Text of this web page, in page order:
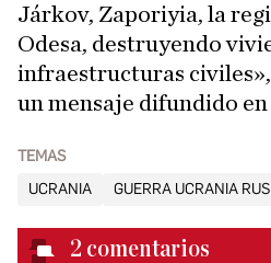
Járkov, Zaporiyia, la
Odesa, destruyendo
infraestructuras
un mensaje difundido en
TEMAS
UCRANIA
GUERRA UCRANIA
2 comentarios